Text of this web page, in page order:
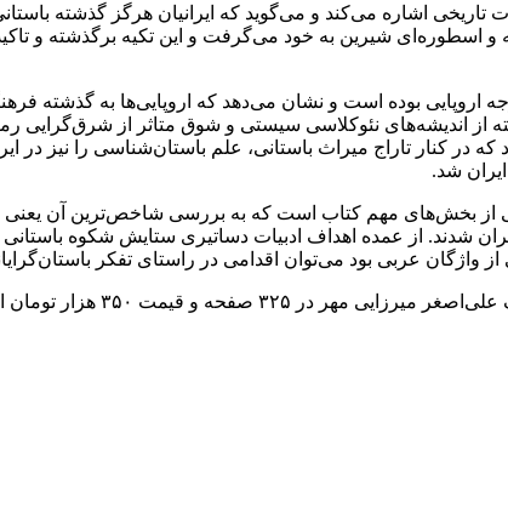
تاریخی اشاره می‌کند و می‌گوید که ایرانیان هرگز گذشته
اسطوره‌ای شیرین به خود می‌گرفت و این تکیه برگذشته و
اروپایی بوده است و نشان می‌دهد که اروپایی‌ها به گذشته
از اندیشه‌های نئوکلاسی سیستی و شوق متاثر از
که در کنار تاراج میراث باستانی، علم باستان‌شناسی را نیز
شد.
از بخش‌های مهم کتاب است که به بررسی شاخص‌ترین آن
شدند. از عمده اهداف ادبیات دساتیری ستایش شکوه
واژگان عربی بود می‌توان اقدامی در راستای تفکر
هزار تومان از سوی انتشارات پیکره منتشر شده است.